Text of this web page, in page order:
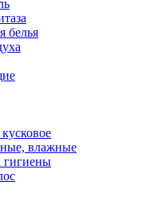
белья
влажные
гигиены